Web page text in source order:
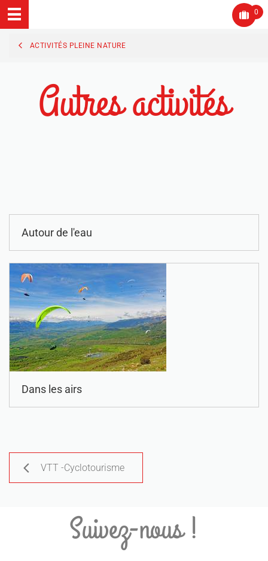
0
ACTIVITÉS PLEINE NATURE
Autres activités
Autour de l'eau
Dans les airs
VTT -Cyclotourisme
Suivez-nous !